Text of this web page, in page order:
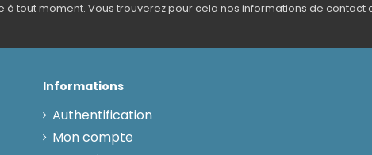
à tout moment. Vous trouverez pour cela nos informations de contact
Informations
Authentification
Mon compte